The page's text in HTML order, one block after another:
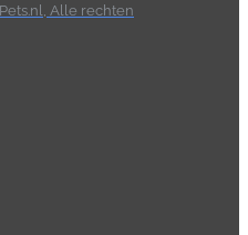
Alle rechten